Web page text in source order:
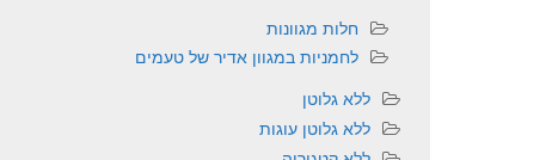
חלות מגוונות
לחמניות במגוון אדיר של טעמים
ללא גלוטן
ללא גלוטן עוגות